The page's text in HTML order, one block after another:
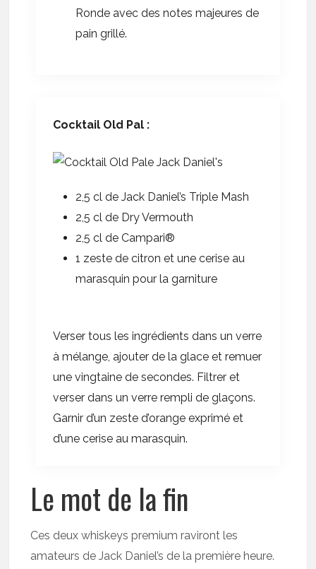
Ronde avec des notes majeures de
pain grillé.
Cocktail Old Pal :
2,5 cl de Jack Daniel’s Triple Mash
2,5 cl de Dry Vermouth
2,5 cl de Campari®
1 zeste de citron et une cerise au
marasquin pour la garniture
Verser tous les ingrédients dans un verre
à mélange, ajouter de la glace et remuer
une vingtaine de secondes. Filtrer et
verser dans un verre rempli de glaçons.
Garnir d’un zeste d’orange exprimé et
d’une cerise au marasquin.
Le mot de la fin
Ces deux whiskeys premium raviront les
amateurs de Jack Daniel’s de la première heure.